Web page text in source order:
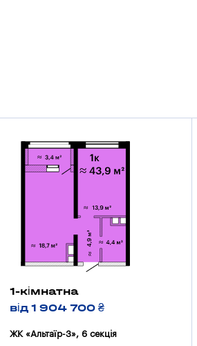
1-кімнатна
від 1 904 700 ₴
ЖК «Альтаїр-3», 6 секцiя